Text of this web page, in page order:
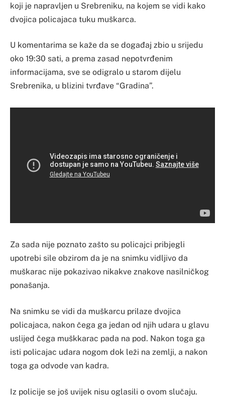
koji je napravljen u Srebreniku, na kojem se vidi kako
dvojica policajaca tuku muškarca.
U komentarima se kaže da se događaj zbio u srijedu
oko 19:30 sati, a prema zasad nepotvrđenim
informacijama, sve se odigralo u starom dijelu
Srebrenika, u blizini tvrđave “Gradina”.
Za sada nije poznato zašto su policajci pribjegli
upotrebi sile obzirom da je na snimku vidljivo da
muškarac nije pokazivao nikakve znakove nasilničkog
ponašanja.
Na snimku se vidi da muškarcu prilaze dvojica
policajaca, nakon čega ga jedan od njih udara u glavu
uslijed čega muškkarac pada na pod. Nakon toga ga
isti policajac udara nogom dok leži na zemlji, a nakon
toga ga odvode van kadra.
Iz policije se još uvijek nisu oglasili o ovom slučaju.